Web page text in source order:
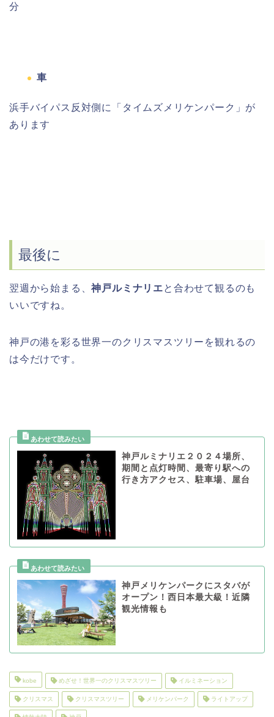
分
車
浜手バイパス反対側に「タイムズメリケンパーク」が
あります
最後に
翌週から始まる、神戸ルミナリエと合わせて観るのも
いいですね。
神戸の港を彩る世界一のクリスマスツリーを観れるの
は今だけです。
神戸ルミナリエ２０２４場所、
期間と点灯時間、最寄り駅への
行き方アクセス、駐車場、屋台
神戸メリケンパークにスタバが
オープン！西日本最大級！近隣
観光情報も
kobe めざせ！世界一のクリスマスツリー イルミネーション
クリスマス クリスマスツリー メリケンパーク ライトアップ